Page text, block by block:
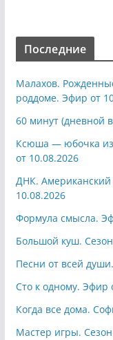
Последние
Малахов.
роддоме. Эфир от
60 минут (дневной
Ксюша — юбочка
от 10.08.2026
ДНК. Американский
10.08.2026
Формула смысла.
Большой куш.
Песни от всей
Сто к одному. Эфир
Когда все дома.
Мастер игры.